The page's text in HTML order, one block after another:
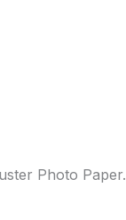
Photo Paper.